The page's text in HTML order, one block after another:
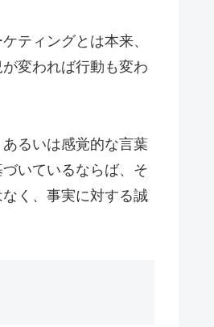
ティングとは本来、
変われば行動も変わ
るいは感覚的な言葉
いているならば、そ
く、事実に対する誠